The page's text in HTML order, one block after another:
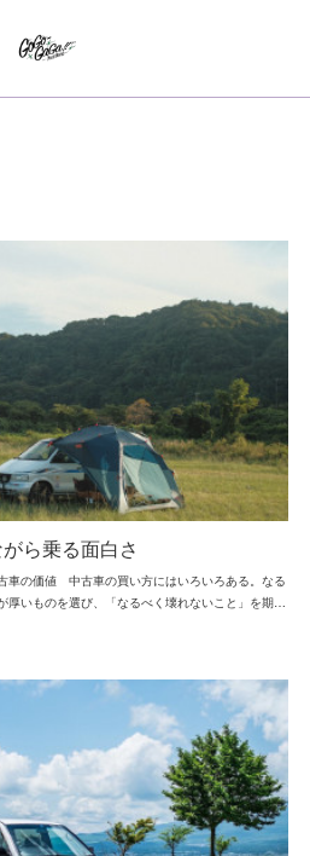
ら乗る面白さ
車の価値 中古車の買い方にはいろいろある。なる
いものを選び、「なるべく壊れないこと」を期…